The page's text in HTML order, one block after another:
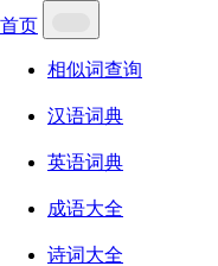
首页
相似词查询
汉语词典
英语词典
成语大全
诗词大全